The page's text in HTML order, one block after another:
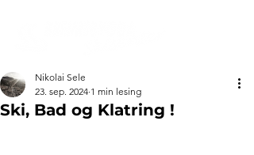
Ski, Bad og Klatring !
Nikolai Sele
23. sep. 2024 1 min lesing